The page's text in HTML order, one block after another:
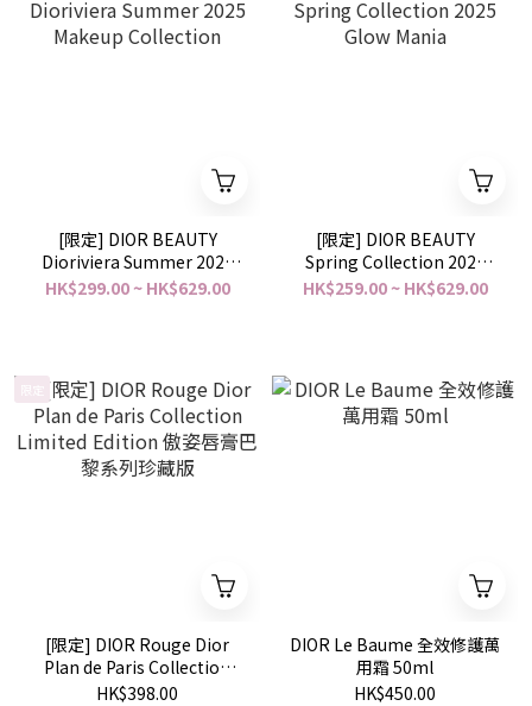
[限定] DIOR BEAUTY
Dioriviera Summer 2025
Makeup Collection
HK$299.00 ~ HK$629.00
[限定] DIOR BEAUTY
Spring Collection 2025
Glow Mania
HK$259.00 ~ HK$629.00
[限定] DIOR Rouge Dior
Plan de Paris Collection
Limited Edition 傲姿唇膏巴
HK$398.00
DIOR Le Baume 全效修護萬
用霜 50ml
HK$450.00